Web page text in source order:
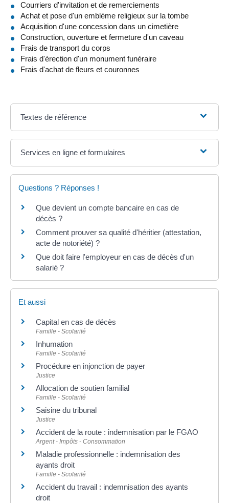
Courriers d'invitation et de remerciements
Achat et pose d'un emblème religieux sur la tombe
Acquisition d'une concession dans un cimetière
Construction, ouverture et fermeture d'un caveau
Frais de transport du corps
Frais d'érection d'un monument funéraire
Frais d'achat de fleurs et couronnes
Textes de référence
Services en ligne et formulaires
Questions ? Réponses !
Que devient un compte bancaire en cas de
décès ?
Comment prouver sa qualité d'héritier (attestation,
acte de notoriété) ?
Que doit faire l'employeur en cas de décès d'un
salarié ?
Et aussi
Capital en cas de décès
Famille - Scolarité
Inhumation
Famille - Scolarité
Procédure en injonction de payer
Justice
Allocation de soutien familial
Famille - Scolarité
Saisine du tribunal
Justice
Accident de la route : indemnisation par le FGAO
Argent - Impôts - Consommation
Maladie professionnelle : indemnisation des
ayants droit
Famille - Scolarité
Accident du travail : indemnisation des ayants
droit